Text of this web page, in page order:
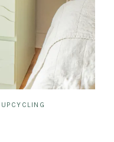
UPCYCLING